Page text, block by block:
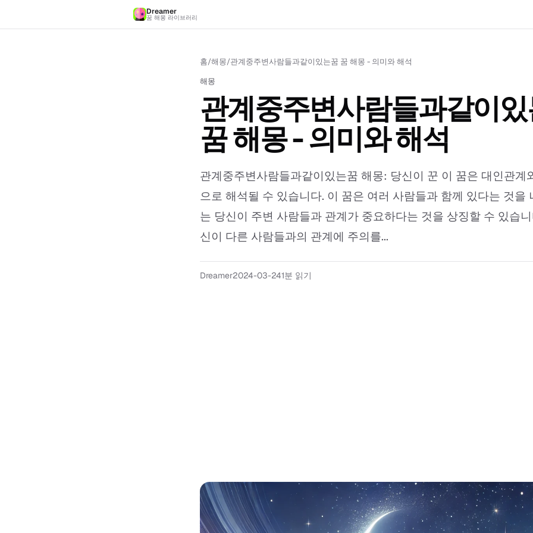
Dreamer
꿈 해몽 라이브러리
홈/해몽/관계중주변사람들과같이있는꿈 꿈 해몽 - 의미와 해석
해몽
관계중주변사람들과같이
꿈 해몽 - 의미와 해석
관계중주변사람들과같이있는꿈 해몽: 당신이 꾼 이 꿈은 대인관계
으로 해석될 수 있습니다. 이 꿈은 여러 사람들과 함께 있다는 것을
는 당신이 주변 사람들과 관계가 중요하다는 것을 상징할 수 있습
신이 다른 사람들과의 관계에 주의를...
Dreamer2024-03-241분 읽기